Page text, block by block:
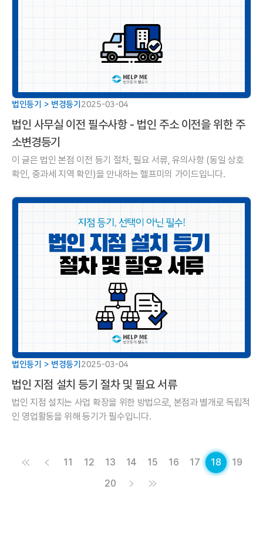
법인등기 > 변경등기 2025-03-04
법인 사무실 이전 필수사항 - 법인 주소 이전을 위한 주
소변경등기
이 글은 법인 본점 이전 등기 절차, 필요 서류, 유의사항 (동일 상호
확인, 중과세 지역 확인)을 안내하는 헬프미의 가이드입니다.
법인등기 > 변경등기 2025-03-04
법인 지점 설치 등기 절차 및 필요 서류
법인 지점 설치는 사업 확장을 위한 방법으로, 본점과 별개로 독립적
인 영업활동을 위해 등기가 필수입니다.
11 12 13 14 15 16 17 18
19
20